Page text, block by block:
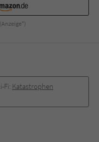
Fi: Katastrophen